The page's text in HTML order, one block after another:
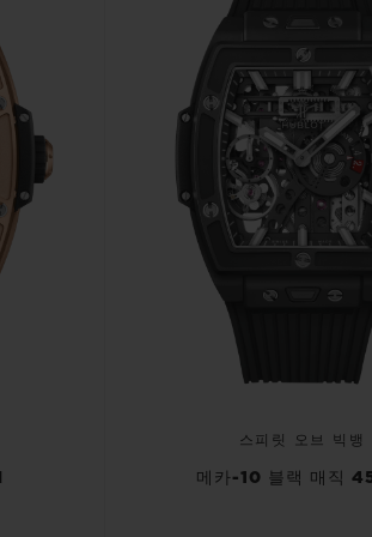
스피릿 오브 빅뱅
메카-10 블랙 매직